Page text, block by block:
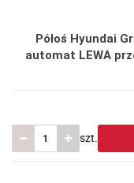
Półoś Hyundai
automat LEWA
szt.